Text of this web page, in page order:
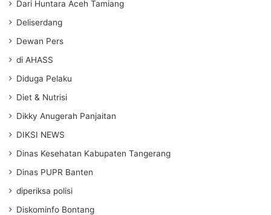
Dari Huntara Aceh Tamiang
Deliserdang
Dewan Pers
di AHASS
Diduga Pelaku
Diet & Nutrisi
Dikky Anugerah Panjaitan
DIKSI NEWS
Dinas Kesehatan Kabupaten Tangerang
Dinas PUPR Banten
diperiksa polisi
Diskominfo Bontang